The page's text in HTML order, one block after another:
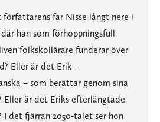
författarens far Nisse långt nere i
han som förhoppningsfull
folkskollärare funderar över
Eller är det Erik –
– som berättar genom sina
Eller är det Eriks efterlängtade
det fjärran 2050-talet ser hon